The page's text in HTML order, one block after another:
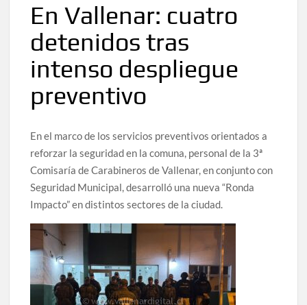
En Vallenar: cuatro
detenidos tras
intenso despliegue
preventivo
En el marco de los servicios preventivos orientados a
reforzar la seguridad en la comuna, personal de la 3ª
Comisaría de Carabineros de Vallenar, en conjunto con
Seguridad Municipal, desarrolló una nueva “Ronda
Impacto” en distintos sectores de la ciudad.